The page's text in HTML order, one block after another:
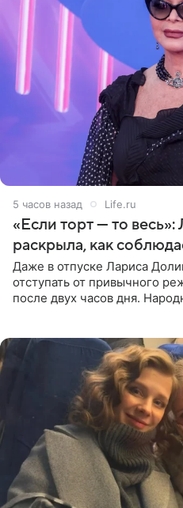
5 часов назад Life.ru
«Если торт — то
раскрыла, как
Даже в отпуске Лариса
отступать от привычного
после двух часов дня.